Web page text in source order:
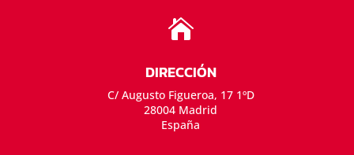

DIRECCIÓN
C/ Augusto Figueroa, 17 1ºD
28004 Madrid
España